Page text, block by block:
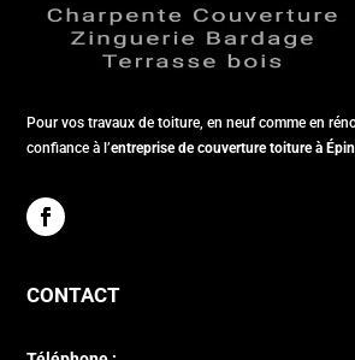
Pour vos travaux de toiture, en neuf comme en
confiance à l’entreprise de couverture toiture à
CONTACT